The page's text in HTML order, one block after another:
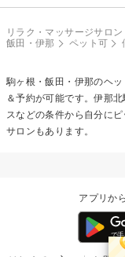
リラク・マッサージサロン
飯田・伊那
ペット可
駒ヶ根・飯田・伊那のヘッ
＆予約が可能です。伊那
スなどの条件から自分に
サロンもあります。
アプリか